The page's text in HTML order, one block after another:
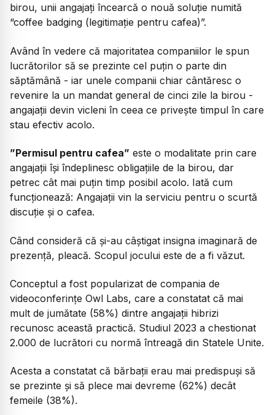
birou, unii angajați încearcă o nouă soluție numită
“coffee badging (legitimație pentru cafea)”.
Având în vedere că majoritatea companiilor le spun
lucrătorilor să se prezinte cel puțin o parte din
săptămână - iar unele companii chiar cântăresc o
revenire la un mandat general de cinci zile la birou -
angajații devin vicleni în ceea ce privește timpul în care
stau efectiv acolo.
”Permisul pentru cafea” este o modalitate prin care
angajații își îndeplinesc obligațiile de la birou, dar
petrec cât mai puțin timp posibil acolo. Iată cum
funcționează: Angajații vin la serviciu pentru o scurtă
discuție și o cafea.
Când consideră că și-au câștigat insigna imaginară de
prezență, pleacă. Scopul jocului este de a fi văzut.
Conceptul a fost popularizat de compania de
videoconferințe Owl Labs, care a constatat că mai
mult de jumătate (58%) dintre angajații hibrizi
recunosc această practică. Studiul 2023 a chestionat
2.000 de lucrători cu normă întreagă din Statele Unite.
Acesta a constatat că bărbații erau mai predispuși să
se prezinte și să plece mai devreme (62%) decât
femeile (38%).